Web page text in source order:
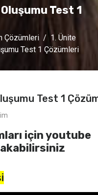
Test 1
Çözümleri
1. Ünite
Test 1 Çözümleri
Test 1
için youtube